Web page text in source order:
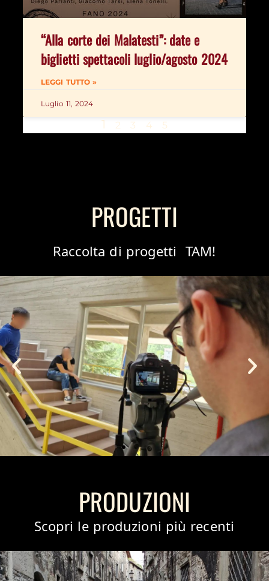
“Alla corte dei Malatesti”: date e
biglietti spettacoli luglio/agosto 2024
LEGGI TUTTO »
Luglio 11, 2024
1 2 3 4 5
PROGETTI
Raccolta di progetti TAM!
Corsi Cagli e
Cantiano
Corsi di teatro
PRODUZIONI
Scopri le produzioni più recenti